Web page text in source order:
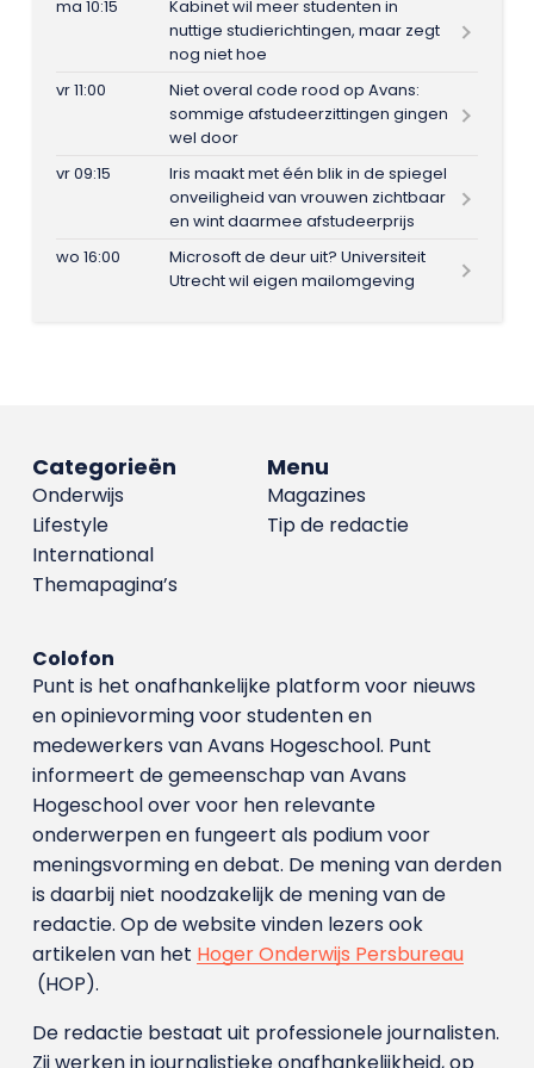
ma 10:15
Kabinet wil meer studenten in
nuttige studierichtingen, maar zegt
nog niet hoe
vr 11:00
Niet overal code rood op Avans:
sommige afstudeerzittingen gingen
wel door
vr 09:15
Iris maakt met één blik in de spiegel
onveiligheid van vrouwen zichtbaar
en wint daarmee afstudeerprijs
wo 16:00
Microsoft de deur uit? Universiteit
Utrecht wil eigen mailomgeving
Menu
Magazines
Tip de redactie
Categorieën
Onderwijs
Lifestyle
International
Themapagina’s
Colofon
Punt is het onafhankelijke platform voor nieuws
en opinievorming voor studenten en
medewerkers van Avans Hoge­school. Punt
informeert de gemeenschap van Avans
Hogeschool over voor hen relevante
onderwerpen en fungeert als podium voor
meningsvorming en debat. De mening van derden
is daarbij niet noodzakelijk de mening van de
redactie. Op de website vinden lezers ook
artikelen van het Hoger Onderwijs Persbureau
(HOP).
De redactie bestaat uit professionele journalisten.